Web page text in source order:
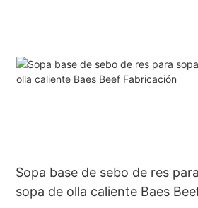
Sopa base de sebo de res
sopa de olla caliente Baes